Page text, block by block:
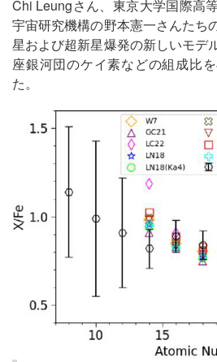
Chi Leungさん、東京大学国際高
宇宙研究機構の野本憲一さんたち
星および超新星爆発の新しいモデ
座銀河団のケイ素などの組成比
た。